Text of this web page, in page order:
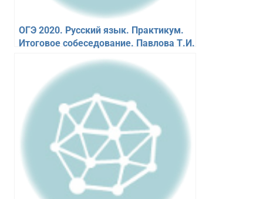
ОГЭ 2020. Русский язык. Практикум.
Итоговое собеседование. Павлова Т.И.